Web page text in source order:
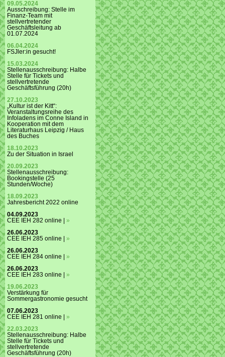
09.05.2024
Ausschreibung: Stelle im
Finanz-Team mit
stellvertretender
Geschäftsleitung ab
01.07.2024
06.04.2024
FSJler:in gesucht!
15.03.2024
Stellenausschreibung: Halbe
Stelle für Tickets und
stellvertretende
Geschäftsführung (20h)
27.10.2023
„Kultur ist der Kitt“:
Veranstaltungsreihe des
Infoladens im Conne Island in
Kooperation mit dem
Literaturhaus Leipzig / Haus
des Buches
18.10.2023
Zu der Situation in Israel
20.09.2023
Stellenausschreibung:
Bookingstelle (25
Stunden/Woche)
18.09.2023
Jahresbericht 2022 online
04.09.2023
CEE IEH 282 online | »
26.06.2023
CEE IEH 285 online | »
26.06.2023
CEE IEH 284 online | »
26.06.2023
CEE IEH 283 online | »
19.06.2023
Verstärkung für
Sommergastronomie gesucht
07.06.2023
CEE IEH 281 online | »
22.03.2023
Stellenausschreibung: Halbe
Stelle für Tickets und
stellvertretende
Geschäftsführung (20h)